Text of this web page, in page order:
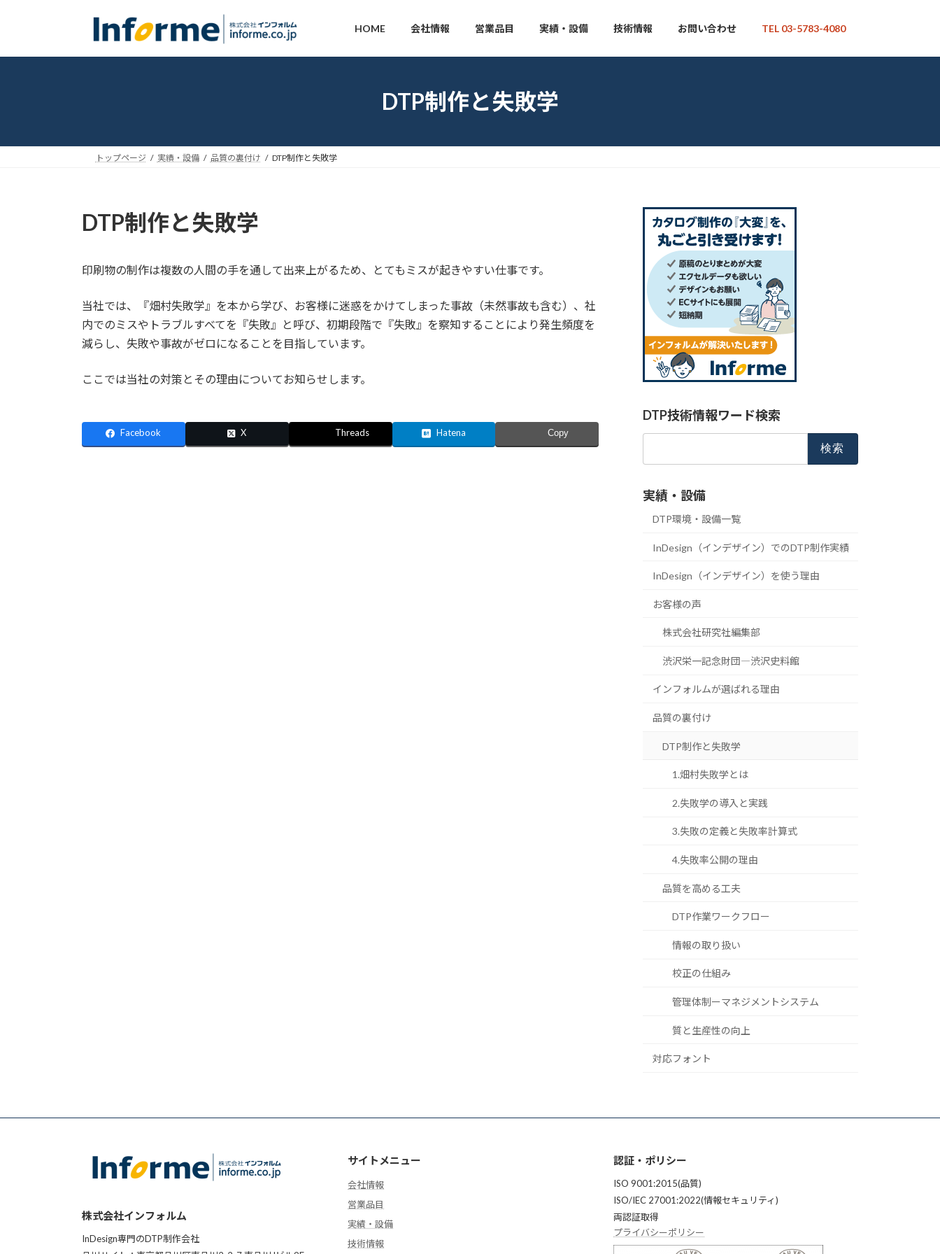
ン
ー
HOME 会社情報 営業品目 実績・設備 技術情報 お問い合わせ TEL 03-5783-4080
DTP制作と失敗学
トップページ 実績・設備 品質の裏付け DTP制作と失敗学
DTP制作と失敗学
印刷物の制作は複数の人間の手を通して出来上がるため、とてもミスが起きやすい仕事です。
当社では、『畑村失敗学』を本から学び、お客様に迷惑をかけてしまった事故（未然事故も含む）、社
内でのミスやトラブルすべてを『失敗』と呼び、初期段階で『失敗』を察知することにより発生頻度を
減らし、失敗や事故がゼロになることを目指しています。
ここでは当社の対策とその理由についてお知らせします。
Facebook X Threads Hatena Copy
DTP技術情報ワード検索
実績・設備
DTP環境・設備一覧
InDesign（インデザイン）でのDTP制作実績
InDesign（インデザイン）を使う理由
お客様の声
株式会社研究社編集部
渋沢栄一記念財団―渋沢史料館
インフォルムが選ばれる理由
品質の裏付け
DTP制作と失敗学
1.畑村失敗学とは
2.失敗学の導入と実践
3.失敗の定義と失敗率計算式
4.失敗率公開の理由
品質を高める工夫
DTP作業ワークフロー
情報の取り扱い
校正の仕組み
管理体制ーマネジメントシステム
質と生産性の向上
対応フォント
株式会社インフォルム
InDesign専門のDTP制作会社
サイトメニュー
会社情報
営業品目
実績・設備
技術情報
認証・ポリシー
ISO 9001:2015(品質)
ISO/IEC 27001:2022(情報セキュリティ)
両認証取得
プライバシーポリシー